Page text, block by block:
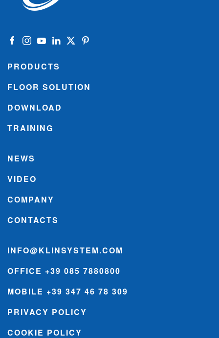
PRODUCTS
FLOOR SOLUTION
DOWNLOAD
TRAINING
NEWS
VIDEO
COMPANY
CONTACTS
INFO@KLINSYSTEM.COM
OFFICE +39 085 7880800
MOBILE +39 347 46 78 309
PRIVACY POLICY
COOKIE POLICY